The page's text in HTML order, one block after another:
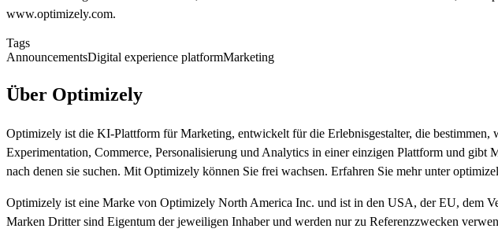
www.optimizely.com.
Tags
AnnouncementsDigital experience platformMarketing
Über Optimizely
Optimizely ist die KI-Plattform für Marketing, entwickelt für die Erlebnisgestalter, die
Experimentation, Commerce, Personalisierung und Analytics in einer einzigen Plattform und
nach denen sie suchen. Mit Optimizely können Sie frei wachsen. Erfahren Sie mehr unter
Optimizely ist eine Marke von Optimizely North America Inc. und ist in den USA, der EU, dem
Marken Dritter sind Eigentum der jeweiligen Inhaber und werden nur zu Referenzzwecken